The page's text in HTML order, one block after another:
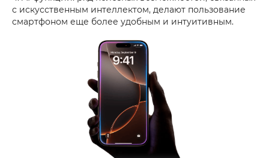
с искусственным интеллектом, делают пользование
смартфоном еще более удобным и интуитивным.